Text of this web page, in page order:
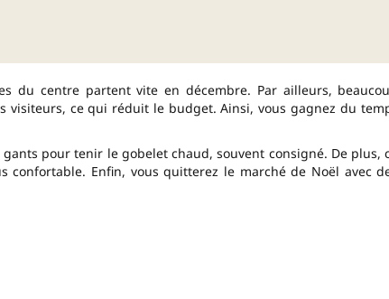
du centre partent vite en décembre. Par ailleurs,
visiteurs, ce qui réduit le budget. Ainsi, vous gagnez du
pour tenir le gobelet chaud, souvent consigné. De plus,
Enfin, vous quitterez le marché de Noël avec